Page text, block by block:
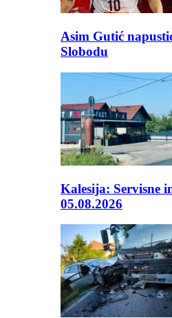
Asim Gutić
Slobodu
Kalesija: Servisne
05.08.2026